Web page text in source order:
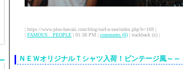
| https://www.plus-hawaii.com/blog/surf-n-sea/index.php?e=169 |
| FAMOUS PEOPLE | 01:38 PM | comments (0) | trackback (x) |
ＮＥＷオリジナルＴシャツ入荷！ビンテージ風～～